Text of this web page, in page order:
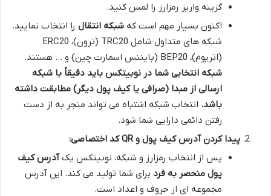
گزینه واریز رمزارز را لمس کنید.
اکنون بسیار مهم است که شبکه انتقال را انتخاب نمایید.
شبکه های متداول شامل TRC20 (ترون)، ERC20
(اتریوم)، BEP20 (بایننس اسمارت چین) و … هستند.
شبکه انتخابی شما در نوبیتکس باید دقیقاً با شبکه
ارسالی از مبدا (صرافی یا کیف پول دیگر) مطابقت داشته
باشد. انتخاب شبکه اشتباه می تواند منجر به از دست
رفتن دائمی دارایی شما شود.
پیدا کردن آدرس کیف پول و QR کد اختصاصی:
پس از انتخاب رمزارز و شبکه، نوبیتکس یکآدرس کیف
پول منحصر به فرد برای شما تولید می کند. این آدرس
مجموعه ای از حروف و اعداد است.